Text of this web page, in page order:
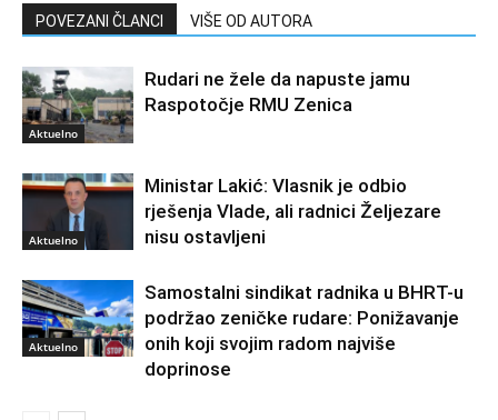
POVEZANI ČLANCI VIŠE OD AUTORA
Aktuelno
Rudari ne žele da napuste jamu
Raspotočje RMU Zenica
Aktuelno
Ministar Lakić: Vlasnik je odbio
rješenja Vlade, ali radnici Željezare
nisu ostavljeni
Aktuelno
Samostalni sindikat radnika u BHRT-u
podržao zeničke rudare: Ponižavanje
onih koji svojim radom najviše
doprinose